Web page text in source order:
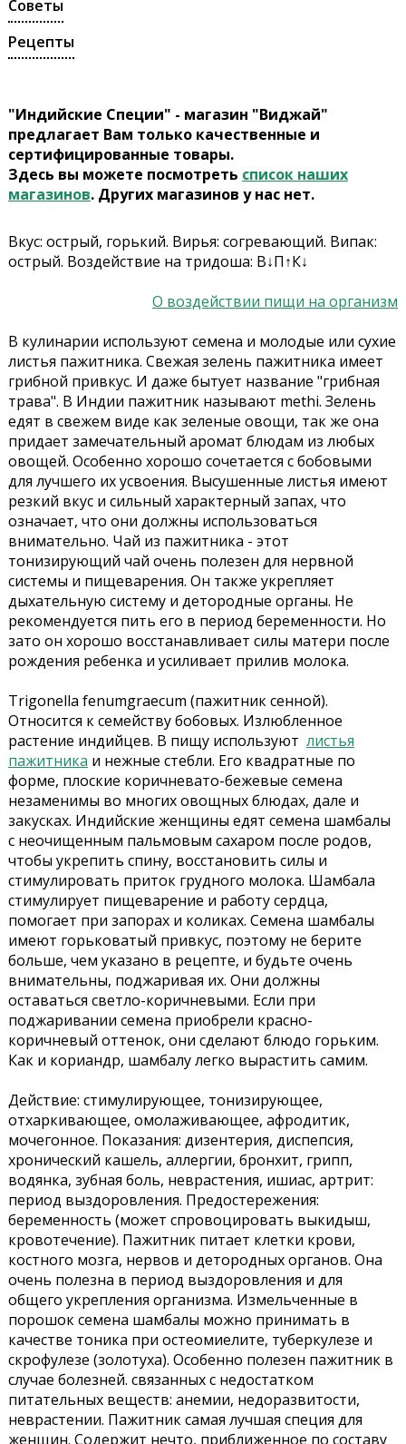
Советы
Рецепты
"Индийские Специи" - магазин "Виджай"
предлагает Вам только качественные и
сертифицированные товары.
Здесь вы можете посмотреть список наших
магазинов. Других магазинов у нас нет.
Вкус: острый, горький. Вирья: согревающий. Випак:
острый. Воздействие на тридоша: В↓П↑К↓
О воздействии пищи на организм
В кулинарии используют семена и молодые или сухие
листья пажитника. Свежая зелень пажитника имеет
грибной привкус. И даже бытует название "грибная
трава". В Индии пажитник называют methi. Зелень
едят в свежем виде как зеленые овощи, так же она
придает замечательный аромат блюдам из любых
овощей. Особенно хорошо сочетается с бобовыми
для лучшего их усвоения. Высушенные листья имеют
резкий вкус и сильный характерный запах, что
означает, что они должны использоваться
внимательно. Чай из пажитника - этот
тонизирующий чай очень полезен для нервной
системы и пищеварения. Он также укрепляет
дыхательную систему и детородные органы. Не
рекомендуется пить его в период беременности. Но
зато он хорошо восстанавливает силы матери после
рождения ребенка и усиливает прилив молока.
Trigonella fenumgraecum (пажитник сенной).
Относится к семейству бобовых. Излюбленное
растение индийцев. В пищу используют листья
пажитника и нежные стебли. Его квадратные по
форме, плоские коричневато-бежевые семена
незаменимы во многих овощных блюдах, дале и
закусках. Индийские женщины едят семена шамбалы
с неочищенным пальмовым сахаром после родов,
чтобы укрепить спину, восстановить силы и
стимулировать приток грудного молока. Шамбала
стимулирует пищеварение и работу сердца,
помогает при запорах и коликах. Семена шамбалы
имеют горьковатый привкус, поэтому не берите
больше, чем указано в рецепте, и будьте очень
внимательны, поджаривая их. Они должны
оставаться светло-коричневыми. Если при
поджаривании семена приобрели красно-
коричневый оттенок, они сделают блюдо горьким.
Как и кориандр, шамбалу легко вырастить самим.
Действие: стимулирующее, тонизирующее,
отхаркивающее, омолаживающее, афродитик,
мочегонное. Показания: дизентерия, диспепсия,
хронический кашель, аллергии, бронхит, грипп,
водянка, зубная боль, неврастения, ишиас, артрит:
период выздоровления. Предостережения:
беременность (может спровоцировать выкидыш,
кровотечение). Пажитник питает клетки крови,
костного мозга, нервов и детородных органов. Она
очень полезна в период выздоровления и для
общего укрепления организма. Измельченные в
порошок семена шамбалы можно принимать в
качестве тоника при остеомиелите, туберкулезе и
скрофулезе (золотуха). Особенно полезен пажитник в
случае болезней. связанных с недостатком
питательных веществ: анемии, недоразвитости,
неврастении. Пажитник самая лучшая специя для
женщин. Содержит нечто, приближенное по составу